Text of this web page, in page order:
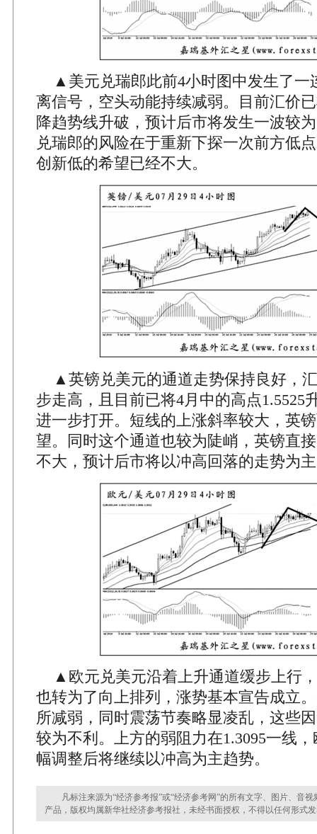
▲美元兑瑞郎此前4小时图中发生了一
离信号，空头动能持续减弱。目前汇价
降趋势线升破，预计后市将发生一波较
兑瑞郎的风险在于重新下探一次前方低
创新低的希望已经不大。
▲英镑兑美元的通道走势保持良好，
步走高，且目前已将4月中的高点1.5525
进一步打开。短线的上涨斜率较大，英
望。同时这个通道也较为陡峭，英镑直
不大，预计后市将以冲高回落的走势为
▲欧元兑美元沿着上升通道缓步上行
也转为了向上排列，涨势基本宣告成立
所减弱，同时震荡节奏略显凌乱，这些
较为不利。上方的弱阻力在1.3095一线
幅调整后将继续以冲高为主趋势。
凡标注来源为“经济参考报”或“经济参考网”的所有文字、图片、音视
产品，版权均属新华社经济参考报社，未经书面授权，不得以任何形式